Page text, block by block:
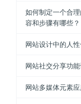
如何制定一个合
容和步骤有哪些？
网站设计中的人
网站社交分享功
网站多媒体元素